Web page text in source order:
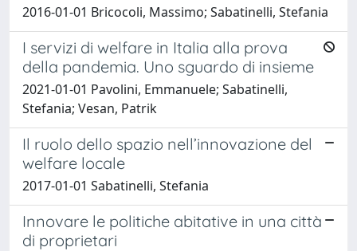
2016-01-01 Bricocoli, Massimo; Sabatinelli, Stefania
I servizi di welfare in Italia alla prova
della pandemia. Uno sguardo di insieme
2021-01-01 Pavolini, Emmanuele; Sabatinelli,
Stefania; Vesan, Patrik
Il ruolo dello spazio nell’innovazione del
welfare locale
2017-01-01 Sabatinelli, Stefania
Innovare le politiche abitative in una città
di proprietari